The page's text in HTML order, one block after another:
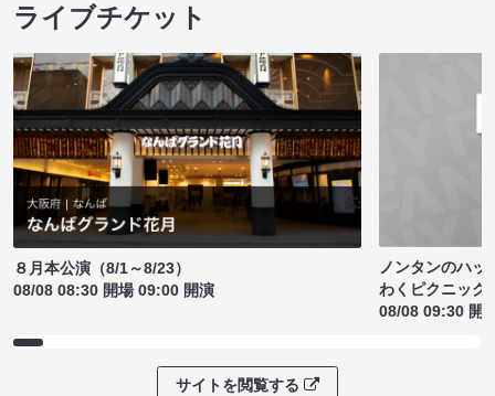
ライブチケット
８月本公演（8/1～8/23）
08/08 08:30 開場 09:00 開演
ノンタンのハッ
わくピクニック
08/08 09:30 開
サイトを閲覧する